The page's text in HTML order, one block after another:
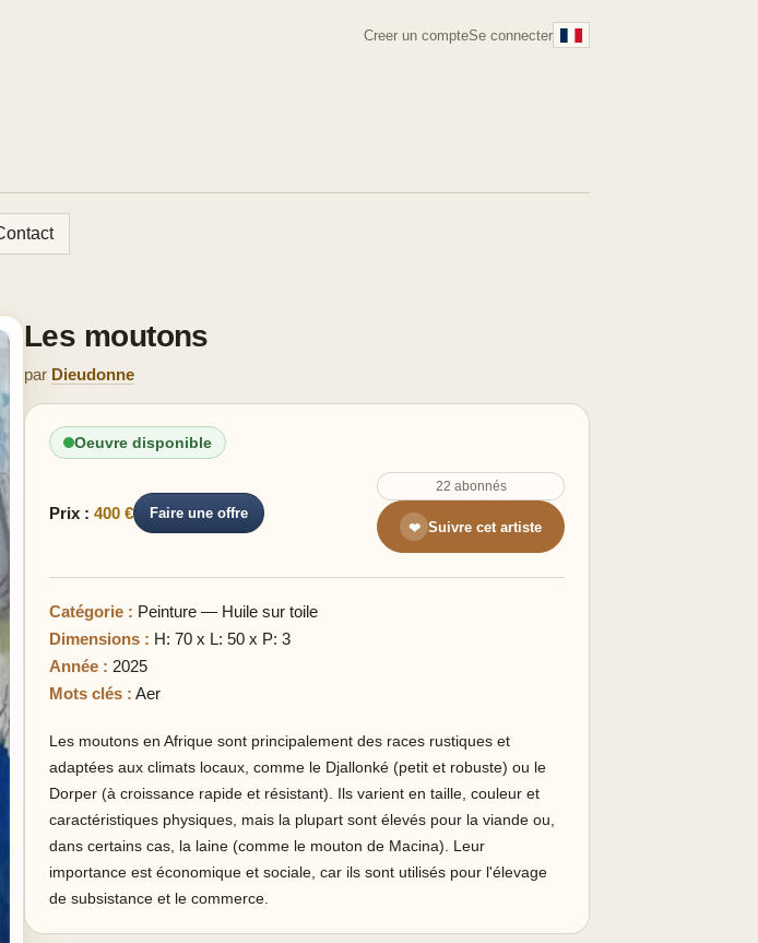
Creer un compteSe connecter
Les moutons
par Dieudonne
Oeuvre disponible
Prix : 400 € Faire une offre
22 abonnés
❤ Suivre cet artiste
Catégorie : Peinture — Huile sur toile
Dimensions : H: 70 x L: 50 x P: 3
Année : 2025
Mots clés : Aer
Les moutons en Afrique sont principalement des races rustiques et
adaptées aux climats locaux, comme le Djallonké (petit et robuste) ou le
Dorper (à croissance rapide et résistant). Ils varient en taille, couleur et
caractéristiques physiques, mais la plupart sont élevés pour la viande ou,
dans certains cas, la laine (comme le mouton de Macina). Leur
importance est économique et sociale, car ils sont utilisés pour l'élevage
de subsistance et le commerce.